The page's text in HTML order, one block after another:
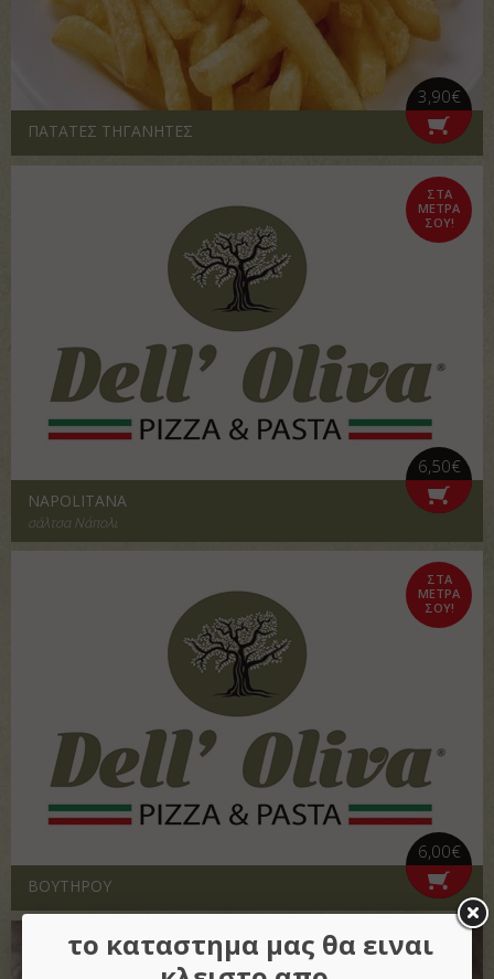
ΠΑΤΑΤΕΣ ΤΗΓΑΝΗΤΕΣ
3,90€
ΣΤΑ
ΜΕΤΡΑ
ΣΟΥ!
NAPOLITANA
σάλτσα Νάπολι
6,50€
ΣΤΑ
ΜΕΤΡΑ
ΣΟΥ!
ΒΟΥΤΗΡΟΥ
6,00€
ΣΤΑ
το καταστημα μας θα ειναι